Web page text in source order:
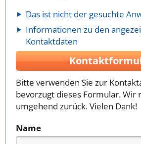
Das ist nicht der gesuchte
Informationen zu den
Kontaktdaten
Bitte verwenden Sie zur
bevorzugt dieses Formular. Wir
umgehend zurück. Vielen Dank!
Name